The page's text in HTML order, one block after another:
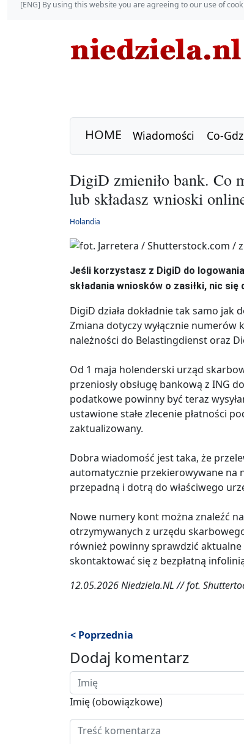
[ENG] By using this website you are agreeing to our use of
HOME Wiadomości Co-
DigiD zmieniło bank. Co
lub składasz wnioski
Holandia
Jeśli korzystasz z DigiD do
składania wniosków o zasiłki, nic się
DigiD działa dokładnie tak samo jak
Zmiana dotyczy wyłącznie
należności do Belastingdienst oraz
Od 1 maja holenderski urząd
przeniosły obsługę bankową z ING
podatkowe powinny być teraz
ustawione stałe zlecenie płatności
zaktualizowany.
Dobra wiadomość jest taka, że
automatycznie przekierowywane na
przepadną i dotrą do właściwego
Nowe numery kont można znaleźć
otrzymywanych z urzędu
również powinny sprawdzić
skontaktować się z bezpłatną
12.05.2026 Niedziela.NL // fot.
< Poprzednia
Dodaj komentarz
Imię (obowiązkowe)